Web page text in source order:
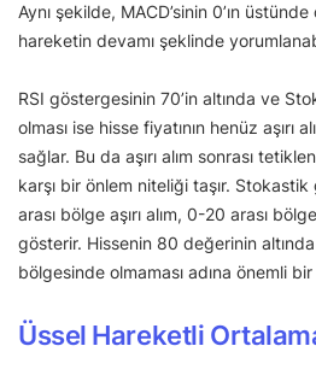
Aynı şekilde, MACD’sinin 0’ın
hareketin devamı şeklinde
RSI göstergesinin 70’in altında ve
olması ise hisse fiyatının henüz aşırı
sağlar. Bu da aşırı alım sonrası
karşı bir önlem niteliği taşır.
arası bölge aşırı alım, 0-20 arası
gösterir. Hissenin 80 değerinin altında
bölgesinde olmaması adına önemli
Üssel Hareketli